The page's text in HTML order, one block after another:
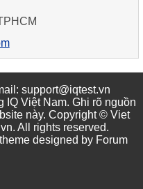
support@iqtest.vn
Việt Nam. Ghi rõ nguồn
này. Copyright © Viet
. All rights reserved.
designed by Forum